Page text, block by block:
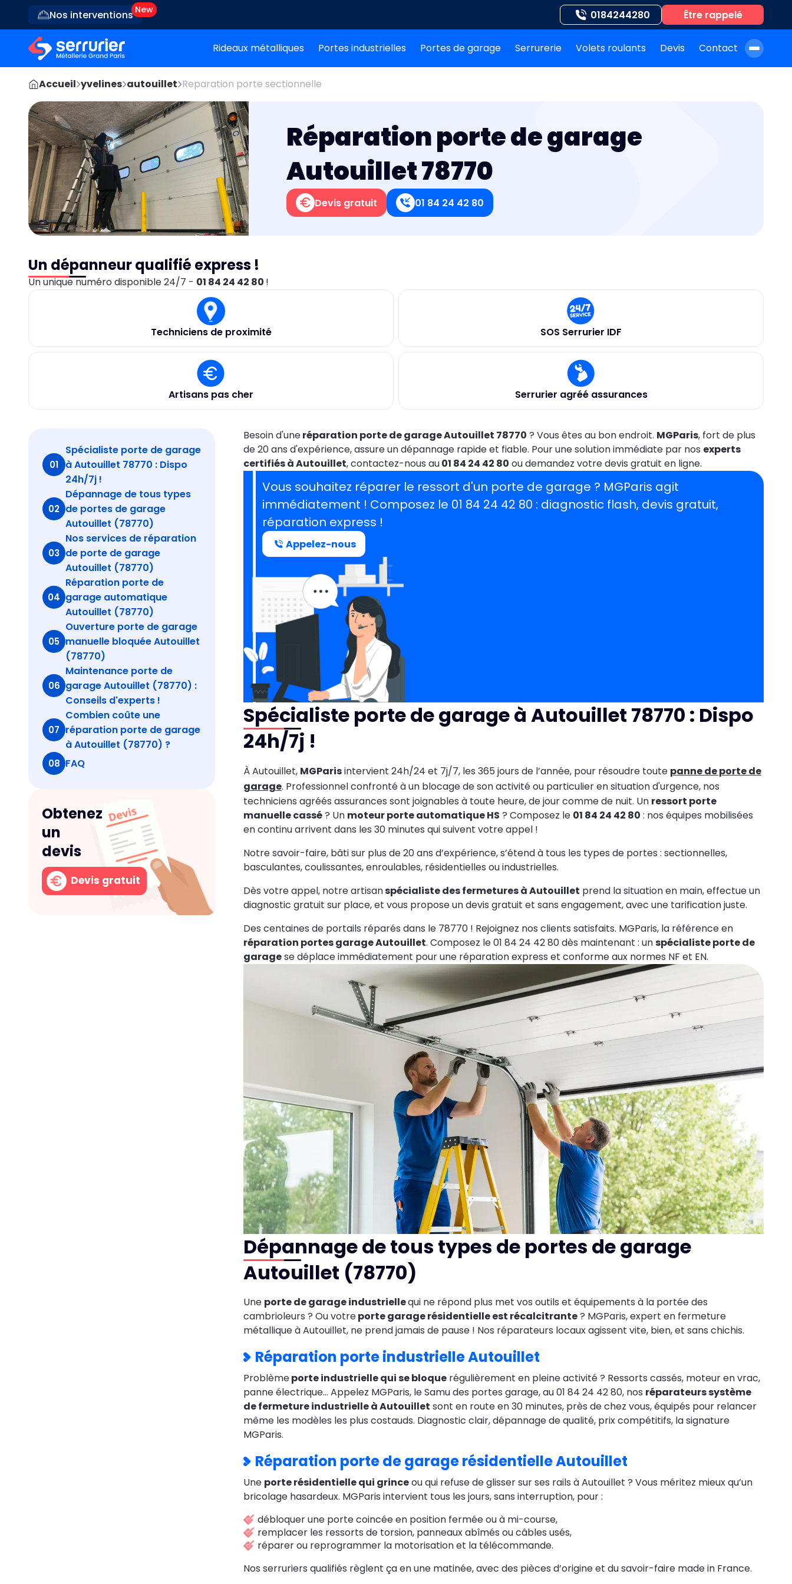
Nos interventions 0184244280 Être rappelé
Rideaux métalliques Portes industrielles Portes de garage Serrurerie Volets roulants Devis Contact
Accueil yvelines autouillet Reparation porte sectionnelle
Réparation porte de garage
Autouillet 78770
Devis gratuit 01 84 24 42 80
Un dépanneur qualifié express !
Un unique numéro disponible 24/7 - 01 84 24 42 80 !
Techniciens de proximité SOS Serrurier IDF
Artisans pas cher Serrurier agréé assurances
01
Spécialiste porte de garage
à Autouillet 78770 : Dispo
24h/7j !
02
Dépannage de tous types
de portes de garage
Autouillet (78770)
03
Nos services de réparation
de porte de garage
Autouillet (78770)
04
Réparation porte de
garage automatique
Autouillet (78770)
05
Ouverture porte de garage
manuelle bloquée Autouillet
(78770)
06
Maintenance porte de
garage Autouillet (78770) :
Conseils d'experts !
07
Combien coûte une
réparation porte de garage
à Autouillet (78770) ?
08 FAQ
Obtenez
un
devis
Devis gratuit
Besoin d'uneréparation porte de garage Autouillet 78770 ? Vous êtes au bon endroit. MGParis, fort de plus
de 20 ans d'expérience, assure un dépannage rapide et fiable. Pour une solution immédiate par nos experts
certifiés à Autouillet, contactez-nous au01 84 24 42 80 ou demandez votre devis gratuit en ligne.
Vous souhaitez réparer le ressort d'un porte de garage ? MGParis agit
immédiatement ! Composez le 01 84 24 42 80 : diagnostic flash, devis gratuit,
réparation express !
Appelez-nous
Spécialiste porte de garage à Autouillet 78770 : Dispo
24h/7j !
À Autouillet, MGParisintervient 24h/24 et 7j/7, les 365 jours de l’année, pour résoudre toute panne de porte de
garage. Professionnel confronté à un blocage de son activité ou particulier en situation d'urgence, nos
techniciens agréés assurances sont joignables à toute heure, de jour comme de nuit. Un ressort porte
manuelle cassé? Un moteur porte automatique HS ? Composez le 01 84 24 42 80 : nos équipes mobilisées
en continu arrivent dans les 30 minutes qui suivent votre appel !
Notre savoir-faire, bâti sur plus de 20 ans d’expérience, s’étend à tous les types de portes : sectionnelles,
basculantes, coulissantes, enroulables, résidentielles ou industrielles.
Dès votre appel, notre artisanspécialiste des fermetures à Autouillet prend la situation en main, effectue un
diagnostic gratuit sur place, et vous propose un devis gratuit et sans engagement, avec une tarification juste.
Des centaines de portails réparés dans le 78770 ! Rejoignez nos clients satisfaits. MGParis, la référence en
réparation portes garage Autouillet. Composez le 01 84 24 42 80 dès maintenant : unspécialiste porte de
garagese déplace immédiatement pour une réparation express et conforme aux normes NF et EN.
Dépannage de tous types de portes de garage
Autouillet (78770)
Une porte de garage industriellequi ne répond plus met vos outils et équipements à la portée des
cambrioleurs ? Ou votreporte garage résidentielle est récalcitrante? MGParis, expert en fermeture
métallique à Autouillet, ne prend jamais de pause ! Nos réparateurs locaux agissent vite, bien, et sans chichis.
Réparation porte industrielle Autouillet
Problèmeporte industrielle qui se bloque régulièrement en pleine activité ? Ressorts cassés, moteur en vrac,
panne électrique… Appelez MGParis, le Samu des portes garage, au 01 84 24 42 80, nos réparateurs système
de fermeture industrielle à Autouillet sont en route en 30 minutes, près de chez vous, équipés pour relancer
même les modèles les plus costauds. Diagnostic clair, dépannage de qualité, prix compétitifs, la signature
MGParis.
Réparation porte de garage résidentielle Autouillet
Une porte résidentielle qui grinceou qui refuse de glisser sur ses rails à Autouillet ? Vous méritez mieux qu’un
bricolage hasardeux. MGParis intervient tous les jours, sans interruption, pour :
débloquer une porte coincée en position fermée ou à mi-course,
remplacer les ressorts de torsion, panneaux abîmés ou câbles usés,
réparer ou reprogrammer la motorisation et la télécommande.
Nos serruriers qualifiés règlent ça en une matinée, avec des pièces d’origine et du savoir-faire made in France.